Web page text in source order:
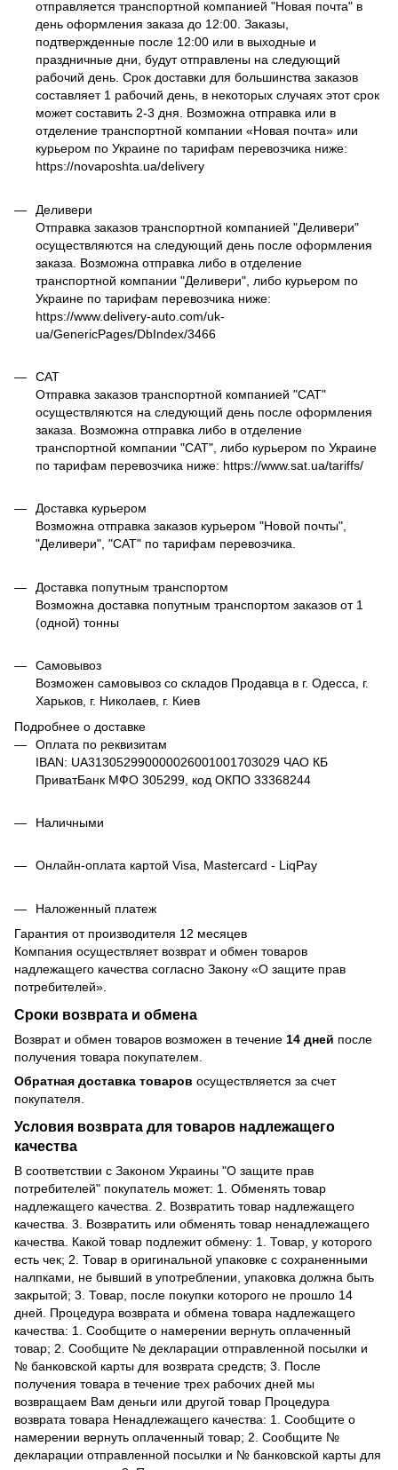
отправляется транспортной компанией "Новая почта" в
день оформления заказа до 12:00. Заказы,
подтвержденные после 12:00 или в выходные и
праздничные дни, будут отправлены на следующий
рабочий день. Срок доставки для большинства заказов
составляет 1 рабочий день, в некоторых случаях этот срок
может составить 2-3 дня. Возможна отправка или в
отделение транспортной компании «Новая почта» или
курьером по Украине по тарифам перевозчика ниже:
https://novaposhta.ua/delivery
Деливери
Отправка заказов транспортной компанией "Деливери"
осуществляются на следующий день после оформления
заказа. Возможна отправка либо в отделение
транспортной компании "Деливери", либо курьером по
Украине по тарифам перевозчика ниже:
https://www.delivery-auto.com/uk-
ua/GenericPages/DbIndex/3466
САТ
Отправка заказов транспортной компанией "САТ"
осуществляются на следующий день после оформления
заказа. Возможна отправка либо в отделение
транспортной компании "САТ", либо курьером по Украине
по тарифам перевозчика ниже: https://www.sat.ua/tariffs/
Доставка курьером
Возможна отправка заказов курьером "Новой почты",
"Деливери", "САТ" по тарифам перевозчика.
Доставка попутным транспортом
Возможна доставка попутным транспортом заказов от 1
(одной) тонны
Самовывоз
Возможен самовывоз со складов Продавца в г. Одесса, г.
Харьков, г. Николаев, г. Киев
Подробнее о доставке
Оплата по реквизитам
IBAN: UA313052990000026001001703029 ЧАО КБ
ПриватБанк МФО 305299, код ОКПО 33368244
Наличными
Онлайн-оплата картой Visa, Mastercard - LiqPay
Наложенный платеж
Гарантия от производителя 12 месяцев
Компания осуществляет возврат и обмен товаров
надлежащего качества согласно Закону «О защите прав
потребителей»
Сроки возврата и обмена
Возврат и обмен товаров возможен в течение 14 дней после
получения товара покупателем.
Обратная доставка товаров осуществляется за счет
покупателя.
Условия возврата для товаров надлежащего
качества
В соответствии с Законом Украины "О защите прав
потребителей" покупатель может: 1. Обменять товар
надлежащего качества. 2. Возвратить товар надлежащего
качества. 3. Возвратить или обменять товар ненадлежащего
качества. Какой товар подлежит обмену: 1. Товар, у которого
есть чек; 2. Товар в оригинальной упаковке с сохраненными
налпками, не бывший в употреблении, упаковка должна быть
закрытой; 3. Товар, после покупки которого не прошло 14
дней. Процедура возврата и обмена товара надлежащего
качества: 1. Сообщите о намерении вернуть оплаченный
товар; 2. Сообщите № декларации отправленной посылки и
№ банковской карты для возврата средств; 3. После
получения товара в течение трех рабочих дней мы
возвращаем Вам деньги или другой товар Процедура
возврата товара Ненадлежащего качества: 1. Сообщите о
намерении вернуть оплаченный товар; 2. Сообщите №
декларации отправленной посылки и № банковской карты для